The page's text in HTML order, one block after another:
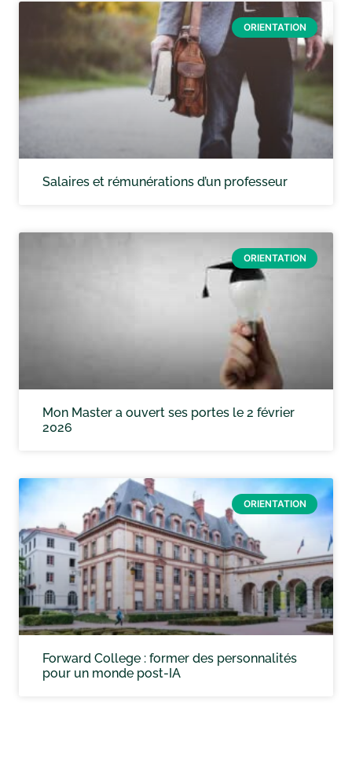
ORIENTATION
Salaires et rémunérations d’un professeur
ORIENTATION
Mon Master a ouvert ses portes le 2 février
2026
ORIENTATION
Forward College : former des personnalités
pour un monde post-IA